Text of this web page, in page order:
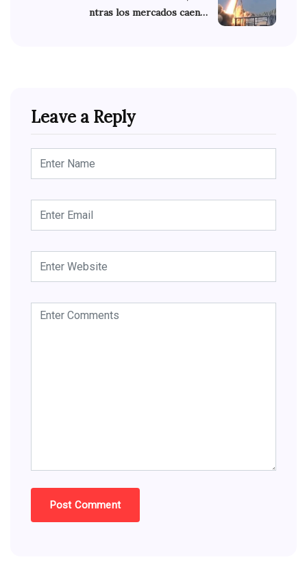
ntras los mercados caen…
Leave a Reply